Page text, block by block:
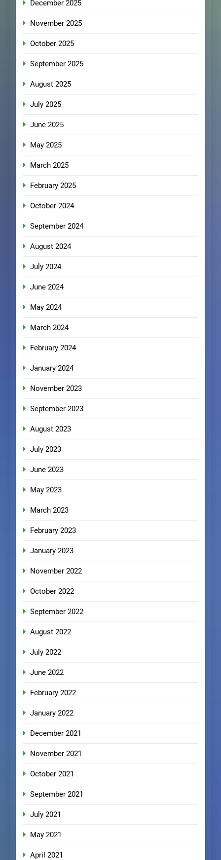
December 2025
November 2025
October 2025
September 2025
August 2025
July 2025
June 2025
May 2025
March 2025
February 2025
October 2024
September 2024
August 2024
July 2024
June 2024
May 2024
March 2024
February 2024
January 2024
November 2023
September 2023
August 2023
July 2023
June 2023
May 2023
March 2023
February 2023
January 2023
November 2022
October 2022
September 2022
August 2022
July 2022
June 2022
February 2022
January 2022
December 2021
November 2021
October 2021
September 2021
July 2021
May 2021
April 2021